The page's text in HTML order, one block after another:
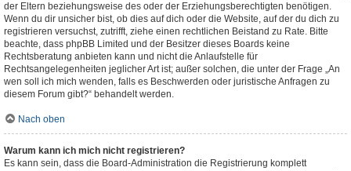
der Eltern beziehungsweise des oder der Erziehungsberechtigten benötigen.
Wenn du dir unsicher bist, ob dies auf dich oder die Website, auf der du dich zu
registrieren versuchst, zutrifft, ziehe einen rechtlichen Beistand zu Rate. Bitte
beachte, dass phpBB Limited und der Besitzer dieses Boards keine
Rechtsberatung anbieten kann und nicht die Anlaufstelle für
Rechtsangelegenheiten jeglicher Art ist; außer solchen, die unter der Frage „An
wen soll ich mich wenden, falls es Beschwerden oder juristische Anfragen zu
diesem Forum gibt?“ behandelt werden.
Nach oben
Warum kann ich mich nicht registrieren?
Es kann sein, dass die Board-Administration die Registrierung komplett